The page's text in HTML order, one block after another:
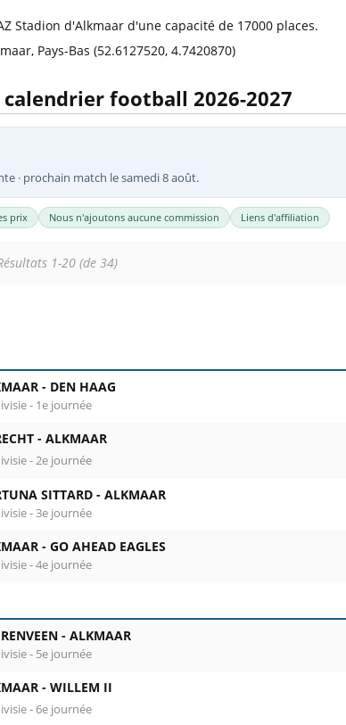
Billets Euro 2028
Billets Copa América
Stadion d'Alkmaar d'une capacité de 17000 places.
Pays-Bas (52.6127520, 4.7420870)
football 2026-2027
· prochain match le samedi 8 août.
prix Nous n'ajoutons aucune commission Liens d'affiliation
1-20 (de 34)
Colonne 1 : date, horaire et stade. Colonne 2
- DEN HAAG
- 1e journée
- ALKMAAR
- 2e journée
SITTARD - ALKMAAR
- 3e journée
- GO AHEAD EAGLES
- 4e journée
- ALKMAAR
- 5e journée
- WILLEM II
- 6e journée